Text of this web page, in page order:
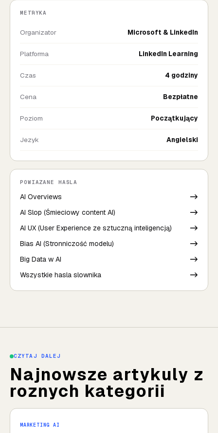
METRYKA
Organizator Microsoft & LinkedIn
Platforma LinkedIn Learning
Czas 4 godziny
Cena Bezpłatne
Poziom Początkujący
Jezyk Angielski
POWIAZANE HASLA
AI Overviews
->
AI Slop (Śmieciowy content AI)
->
AI UX (User Experience ze sztuczną inteligencją)
->
Bias AI (Stronniczość modelu)
->
Big Data w AI
->
Wszystkie hasla slownika
->
CZYTAJ DALEJ
Najnowsze artykuly z
roznych kategorii
MARKETING AI